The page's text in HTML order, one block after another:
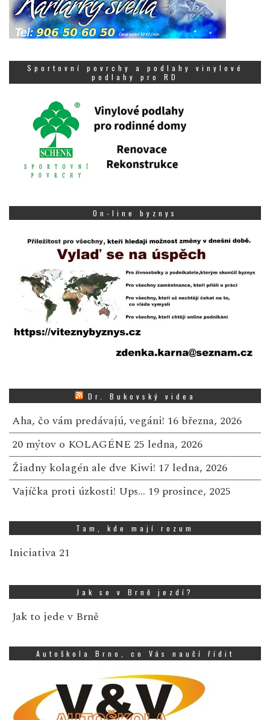
Sportovní povrchy a podlahy vinylové
podlahy pro RD
On-line byznys
Dr. Bukovský videa
Aha, čo vám predávajú, vegáni! 16 března, 2026
20 mýtov o KOLAGÉNE 25 ledna, 2026
Žiadny kolagén ale dve Kiwi! 17 ledna, 2026
Vajíčka proti úzkosti! Ups… 19 prosince, 2025
Tam, kde mají rozum
Iniciativa 21
Jak se v Brně jezdí?
Jak to jede v Brně
Autoškola Brno, co Vás naučí řídit